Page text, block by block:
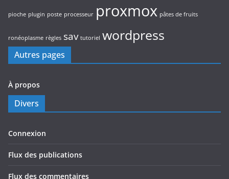
pioche plugin poste processeur proxmox pâtes de fruits
ronéoplasme règles sav tutoriel wordpress
Autres pages
À propos
Divers
Connexion
Flux des publications
Flux des commentaires